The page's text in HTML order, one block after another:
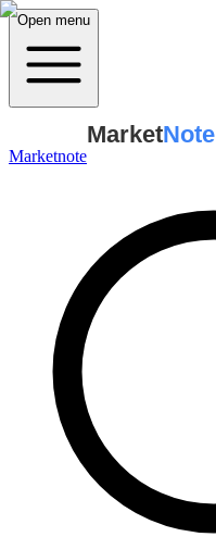
Open menu
Marketnote
MarketNote